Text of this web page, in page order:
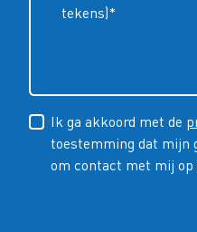
Ik ga akkoord met de
toestemming dat mijn
om contact met mij op